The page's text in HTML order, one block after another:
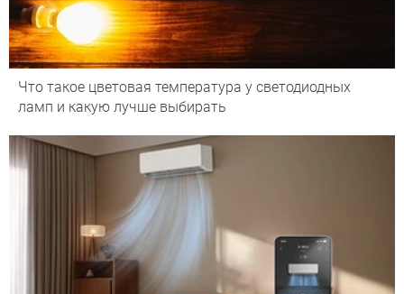
Что такое цветовая температура у светодиодных
ламп и какую лучше выбирать